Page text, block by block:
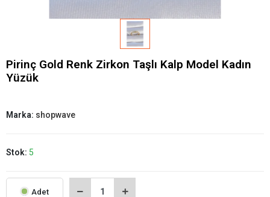
Pirinç Gold Renk Zirkon Taşlı Kalp Model Kadın
Yüzük
Marka: shopwave
Stok: 5
Adet